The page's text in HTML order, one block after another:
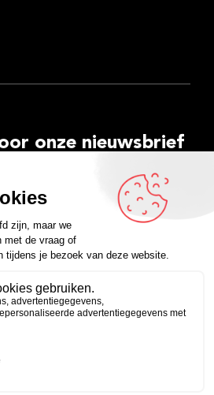
onze nieuwsbrief
Spotify